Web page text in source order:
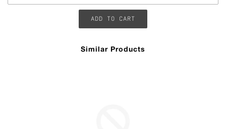
Similar Products